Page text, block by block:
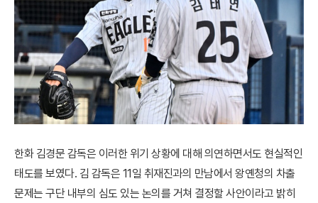
한화 김경문 감독은 이러한 위기 상황에 대해 의연하면서도 현실적인
태도를 보였다. 김 감독은 11일 취재진과의 만남에서 왕옌청의 차출
문제는 구단 내부의 심도 있는 논의를 거쳐 결정할 사안이라고 밝히